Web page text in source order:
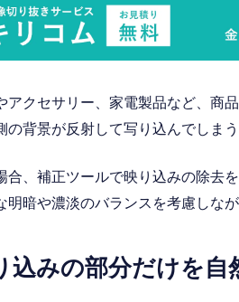
アクセサリー、家電製品など、商
の背景が反射して写り込んでしまう
合、補正ツールで映り込みの除去
明暗や濃淡のバランスを考慮しな
込みの部分だけを